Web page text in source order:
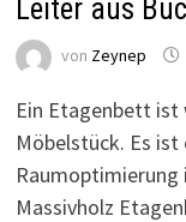
Leiter aus
von Zeynep
Ein Etagenbett
Möbelstück. Es
Raumoptimierung
Massivholz